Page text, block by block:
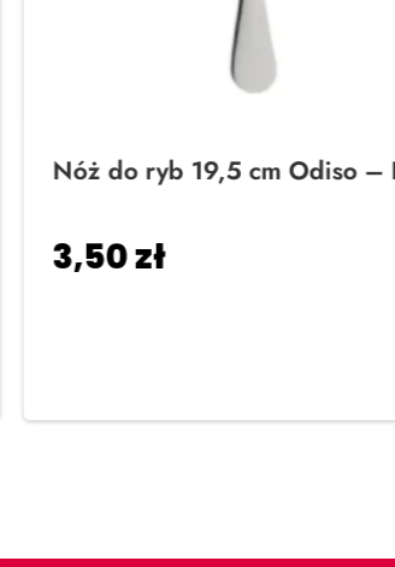
Nóż do ryb 19,5 cm Odiso –
3,50zł